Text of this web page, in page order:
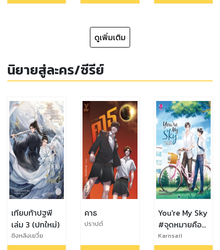
ดูเพิ่มเติม
นิยายสู่ละคร/ซีรีย์
เทียบท้าปฐพี
เล่ม 3 (ปกใหม่)
ชิงหลิงเยวี่ย
คาธ
ปราปต์
You're My Sky
#จุดหมายคือ
ท้องฟ้า
Karnsaii